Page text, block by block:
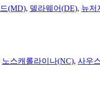
(MD), 델라웨어(DE), 뉴저
노스캐롤라이나(NC), 사우